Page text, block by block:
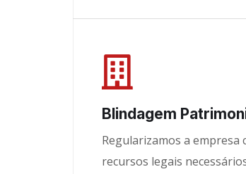
Blindagem
Regularizamos a empresa
recursos legais